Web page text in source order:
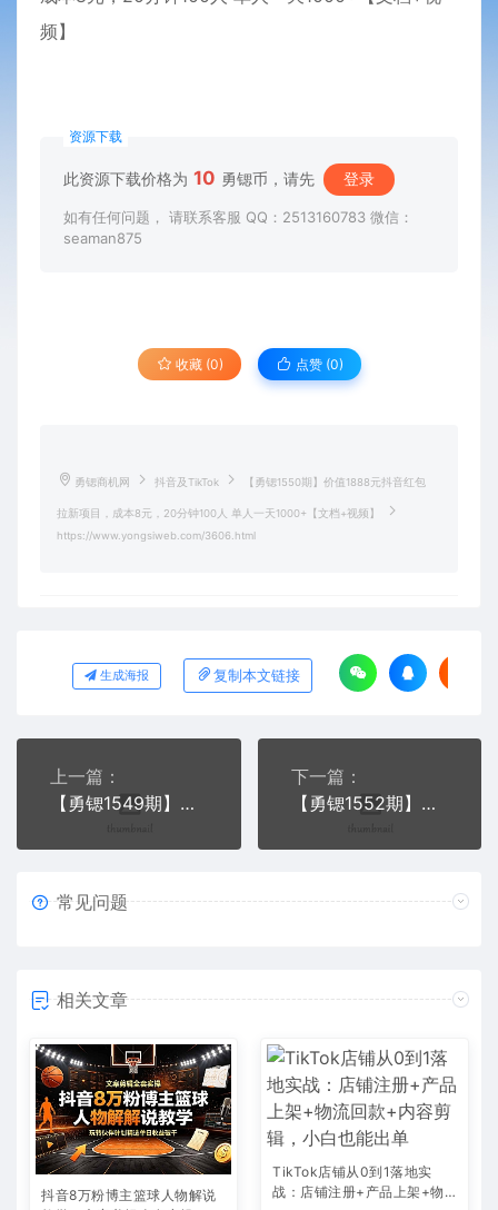
资源下载
此资源下载价格为 10 勇锶币，请先 登录
如有任何问题， 请联系客服 QQ：2513160783 微信：
seaman875
收藏 (0) 点赞 (0)
勇锶商机网 抖音及TikTok 【勇锶1550期】价值1888元抖音红包
拉新项目，成本8元，20分钟100人 单人一天1000+【文档+视频】
https://www.yongsiweb.com/3606.html
生成海报 复制本文链接
上一篇：
【勇锶1549期】白狼敢死队：抖音带货7天从入门到精通，百分百实操不玩虚的
下一篇：
【勇锶1552期】宅男《抖音项目玩法实战班》线上第2期每天佣金10000+
常见问题
相关文章
抖音8万粉博主篮球人物解说
TikTok店铺从0到1落地实
战：店铺注册+产品上架+物